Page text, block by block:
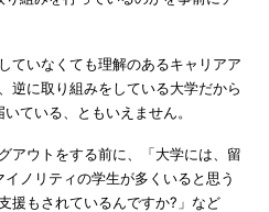
ていなくても理解のあるキャリアア
逆に取り組みをしている大学だから
ている、ともいえません。
アウトをする前に、「大学には、留
ノリティの学生が多くいると思う
援もされているんですか?」など